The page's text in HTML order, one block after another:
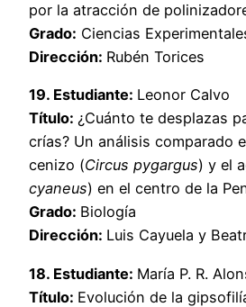
por la atracción de
Grado: Ciencias
Dirección: Rubén Torices
19. Estudiante: Leonor Calvo
Título: ¿Cuánto te desplazas
crías? Un análisis comparado
cenizo (Circus pygargus) y el
cyaneus) en el centro de la
Grado: Biología
Dirección: Luis Cayuela y
18. Estudiante: María P. R.
Título: Evolución de la